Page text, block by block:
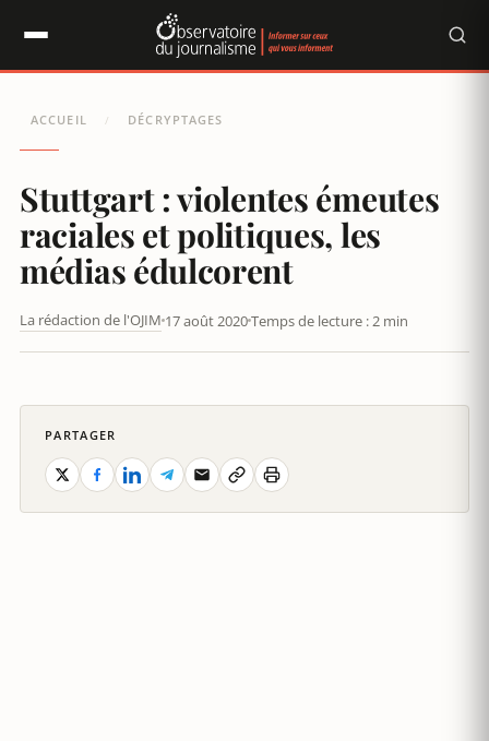
ACCUEIL / DÉCRYPTAGES
Stuttgart : violentes émeutes
raciales et politiques, les
médias édulcorent
La rédaction de l'OJIM 17 août 2020Temps de lecture : 2 min
PARTAGER
Panneau de gestion des cookies